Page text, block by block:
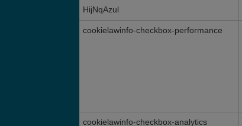
HijNqAzul
cookielawinfo-checkbox-performance
cookielawinfo-checkbox-analytics